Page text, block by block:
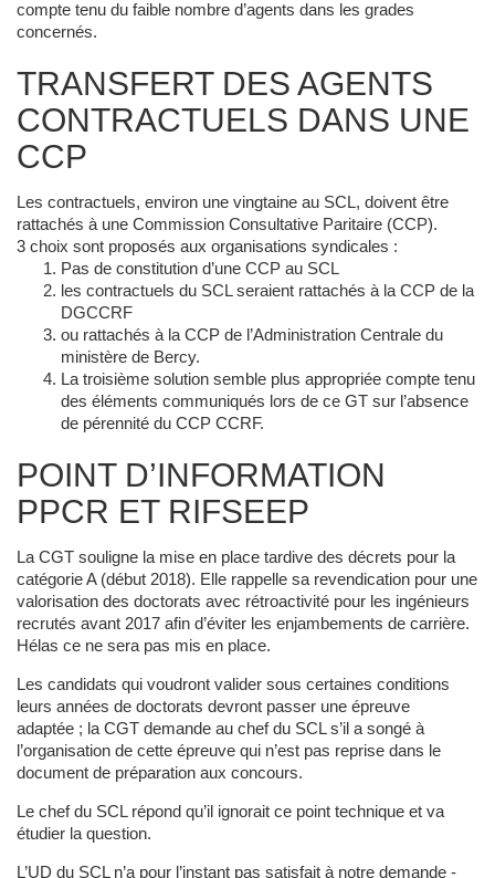
compte tenu du faible nombre d’agents dans les grades
concernés.
TRANSFERT DES AGENTS
CONTRACTUELS DANS UNE
CCP
Les contractuels, environ une vingtaine au SCL, doivent être
rattachés à une Commission Consultative Paritaire (CCP).
3 choix sont proposés aux organisations syndicales :
Pas de constitution d’une CCP au SCL
les contractuels du SCL seraient rattachés à la CCP de la
DGCCRF
ou rattachés à la CCP de l’Administration Centrale du
ministère de Bercy.
La troisième solution semble plus appropriée compte tenu
des éléments communiqués lors de ce GT sur l’absence
de pérennité du CCP CCRF.
POINT D’INFORMATION
PPCR ET RIFSEEP
La CGT souligne la mise en place tardive des décrets pour la
catégorie A (début 2018). Elle rappelle sa revendication pour une
valorisation des doctorats avec rétroactivité pour les ingénieurs
recrutés avant 2017 afin d’éviter les enjambements de carrière.
Hélas ce ne sera pas mis en place.
Les candidats qui voudront valider sous certaines conditions
leurs années de doctorats devront passer une épreuve
adaptée ; la CGT demande au chef du SCL s’il a songé à
l’organisation de cette épreuve qui n’est pas reprise dans le
document de préparation aux concours.
Le chef du SCL répond qu’il ignorait ce point technique et va
étudier la question.
L’UD du SCL n’a pour l’instant pas satisfait à notre demande -